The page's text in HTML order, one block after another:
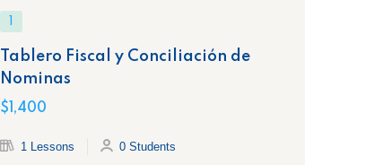
Tablero Fiscal y Conciliación de
Nominas
$1,400
1 Lessons 0 Students